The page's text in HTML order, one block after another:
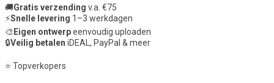
🚚Gratis verzending v.a. €75
⚡Snelle levering 1–3 werkdagen
🎨 Eigen ontwerpeenvoudig uploaden
🔒Veilig betalen iDEAL, PayPal & meer
⭐ Topverkopers